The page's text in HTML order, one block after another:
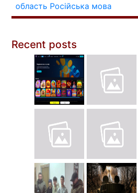
область Російська мова
Recent posts